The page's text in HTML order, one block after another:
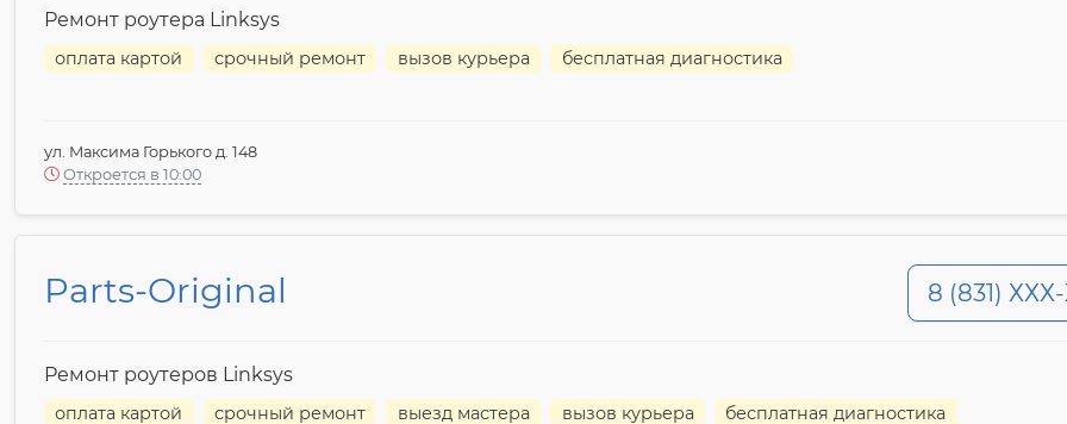
Ремонт роутера Linksys
оплата картой срочный ремонт вызов курьера бесплатная диагностика
ул. Максима Горького д. 148
Откроется в 10:00
Parts-Original 8 (831)
Ремонт роутеров Linksys
оплата картой срочный ремонт выезд мастера вызов курьера бесплатная диагностика